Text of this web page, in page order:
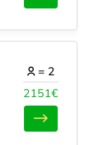
2151€
= 2